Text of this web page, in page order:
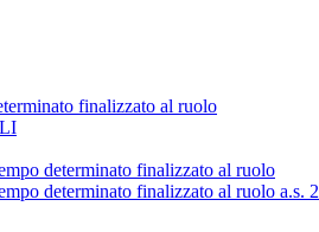
finalizzato al ruolo
determinato finalizzato al ruolo
determinato finalizzato al ruolo a.s.